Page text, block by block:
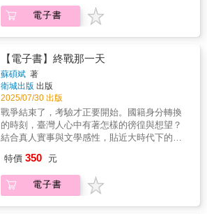
年日記中，可以看到中華民國開始承擔更多的
盟國責任及國際參與，走出了一條與日本「大
亞細亞主義」截然不同的道路。本年日記主要
內容包括第一次遠征軍入緬、蔣中正夫婦出訪
印度、西南聯大學潮、河南大饑荒等。
的日記手稿，以逐字打字校對的方式，忠實呈
現日記的原貌。對日記涉及的人物與事件，詳
書獨家特色★ 1.以手稿本為依據，真實鍵錄 2.
審慎校對，錯漏別字，詳細註記 3.加註人名及
重要史事，方便檢閱 4.配合日記內容精選珍貴
照片 5.後附索引，以利檢索 ◆個人捧讀．學
者研究．傳家珍典．圖書庋藏．權威必備◆ 從
外交取戰果1943 年第二次世界大戰繼續如火如
荼地進行，同盟國與軸心國的戰局卻已經有了
變化，同盟國逐漸占上風。9 月3日盟軍進入義
大利，不久之後義大利宣布向美、英、蘇無條
另一邊的日本在太平洋戰場也因為聯合艦隊司
令山本五十六大將座機被美軍攻擊墜海身亡，
士氣大受影響，然而並未減緩侵華的戰場的攻
電子書
【電子書】終戰那一天
蘇碩斌 著
衛城出版 出版
2025/07/30 出版
戰爭結束了，考驗才正要開始。國籍身分轉換
的時刻，臺灣人心中有著怎樣的徬徨與想望？
結合真人實事與文學感性，貼近大時代下的動
時局裡的堅毅身影。尋回常民二戰經驗、還原
失落生命記憶的里程碑之作 一九四五年八月十
五日，昭和天皇宣讀《終戰詔書》的錄音，從
特價 350 元
電子書